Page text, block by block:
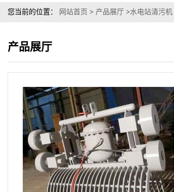
您当前的位置： 网站首页 > 产品展厅 >水电站清污机
产品展厅